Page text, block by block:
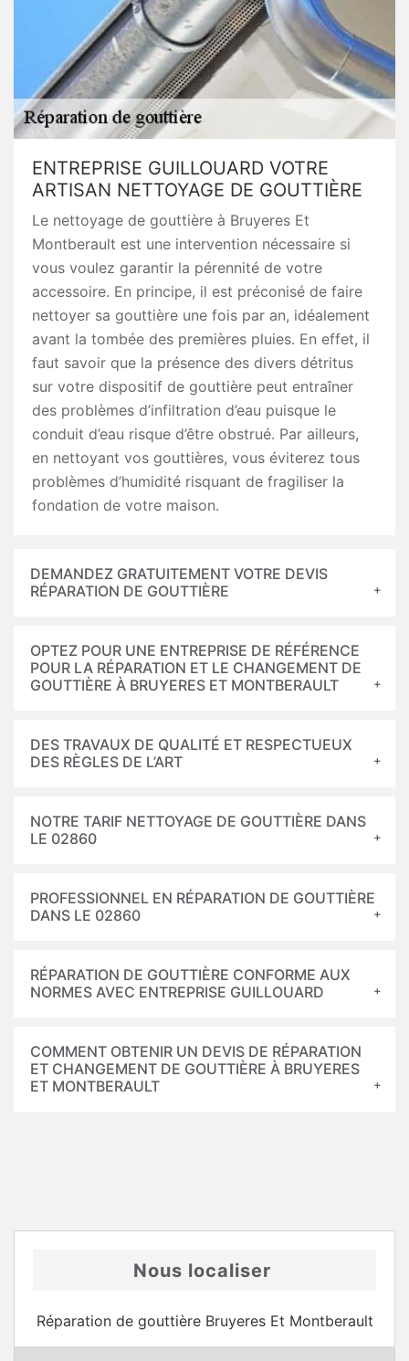
ENTREPRISE GUILLOUARD VOTRE
ARTISAN NETTOYAGE DE GOUTTIÈRE
Le nettoyage de gouttière à Bruyeres Et
Montberault est une intervention nécessaire si
vous voulez garantir la pérennité de votre
accessoire. En principe, il est préconisé de faire
nettoyer sa gouttière une fois par an, idéalement
avant la tombée des premières pluies. En effet, il
faut savoir que la présence des divers détritus
sur votre dispositif de gouttière peut entraîner
des problèmes d’infiltration d’eau puisque le
conduit d’eau risque d’être obstrué. Par ailleurs,
en nettoyant vos gouttières, vous éviterez tous
problèmes d’humidité risquant de fragiliser la
fondation de votre maison.
DEMANDEZ GRATUITEMENT VOTRE DEVIS
RÉPARATION DE GOUTTIÈRE
OPTEZ POUR UNE ENTREPRISE DE RÉFÉRENCE
POUR LA RÉPARATION ET LE CHANGEMENT DE
GOUTTIÈRE À BRUYERES ET MONTBERAULT
DES TRAVAUX DE QUALITÉ ET RESPECTUEUX
DES RÈGLES DE L’ART
NOTRE TARIF NETTOYAGE DE GOUTTIÈRE DANS
LE 02860
PROFESSIONNEL EN RÉPARATION DE GOUTTIÈRE
DANS LE 02860
RÉPARATION DE GOUTTIÈRE CONFORME AUX
NORMES AVEC ENTREPRISE GUILLOUARD
COMMENT OBTENIR UN DEVIS DE RÉPARATION
ET CHANGEMENT DE GOUTTIÈRE À BRUYERES
ET MONTBERAULT
Nous localiser
Réparation de gouttière Bruyeres Et Montberault